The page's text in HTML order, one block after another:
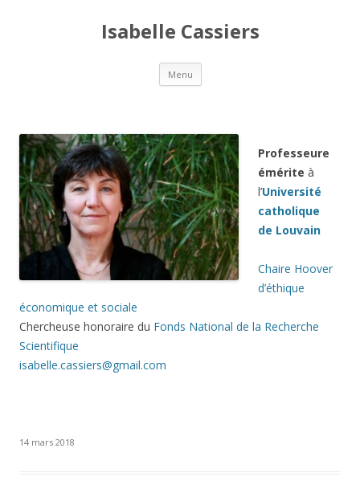
Isabelle Cassiers
Menu Aller
contenu
Professeure
émérite à
l’Université
catholique
de Louvain
Chaire Hoover
d’éthique
économique et sociale
Chercheuse honoraire du Fonds National de la Recherche
Scientifique
isabelle.cassiers@gmail.com
14 mars 2018